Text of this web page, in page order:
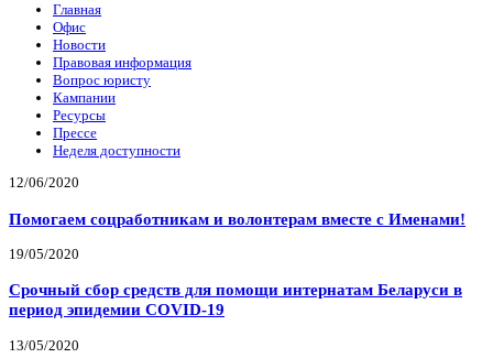
Главная
Офис
Новости
Правовая информация
Вопрос юристу
Кампании
Ресурсы
Прессе
Неделя доступности
12/06/2020
Помогаем соцработникам и волонтерам вместе с Именами!
19/05/2020
Срочный сбор средств для помощи интернатам Беларуси в
период эпидемии COVID-19
13/05/2020